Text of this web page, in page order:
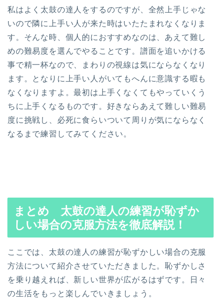
私はよく太鼓の達人をするのですが、全然上手じゃな
いので隣に上手い人が来た時はいたたまれなくなりま
す。 そんな時、個人的におすすめなのは、あえて難し
めの難易度を選んでやることです。 譜面を追いかける
事で精一杯なので、まわりの視線は気にならなくなり
ます。となりに上手い人がいてもへんに意識する暇も
なくなりますよ。最初は上手くなくてもやっていくう
ちに上手くなるものです。好きならあえて難しい難易
度に挑戦し、必死に食らいついて周りが気にならなく
なるまで練習してみてください。
まとめ 太鼓の達人の練習が恥ずか
しい場合の克服方法を徹底解説！
ここでは、太鼓の達人の練習が恥ずかしい場合の克服
方法について紹介させていただきました。恥ずかしさ
を乗り越えれば、新しい世界が広がるはずです。
日々
の生活をもっと楽しんでいきましょう。